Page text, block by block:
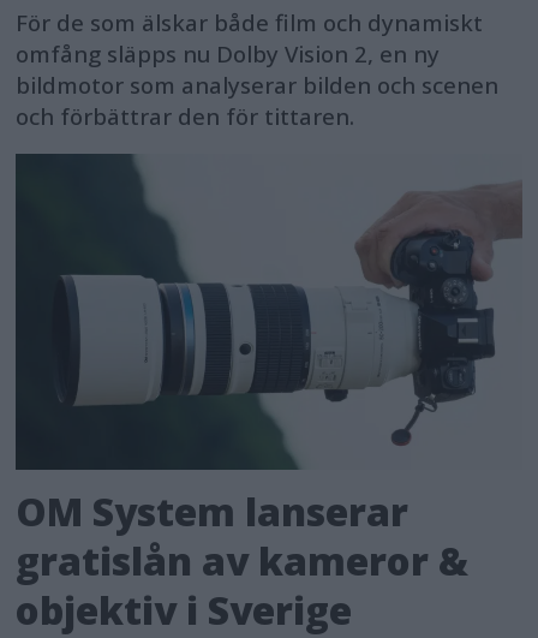
För de som älskar både film och dynamiskt
omfång släpps nu Dolby Vision 2, en ny
bildmotor som analyserar bilden och scenen
och förbättrar den för tittaren.
OM System lanserar
gratislån av kameror &
objektiv i Sverige